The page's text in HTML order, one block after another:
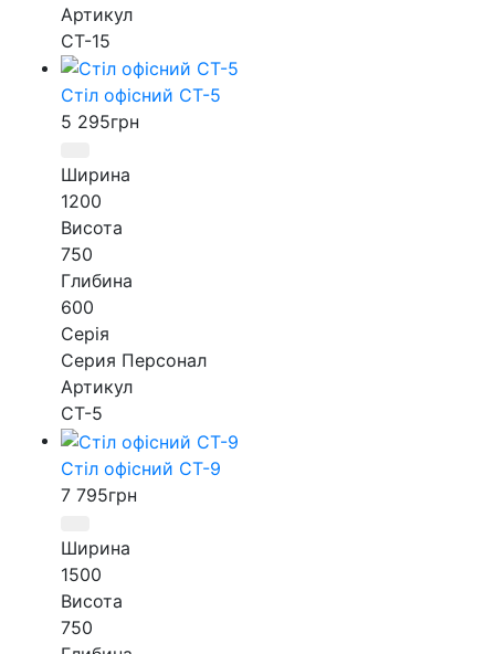
Артикул
СТ-15
Стіл офісний СТ-5
5 295грн
Ширина
1200
Висота
750
Глибина
600
Серія
Серия Персонал
Артикул
СТ-5
Стіл офісний СТ-9
7 795грн
Ширина
1500
Висота
750